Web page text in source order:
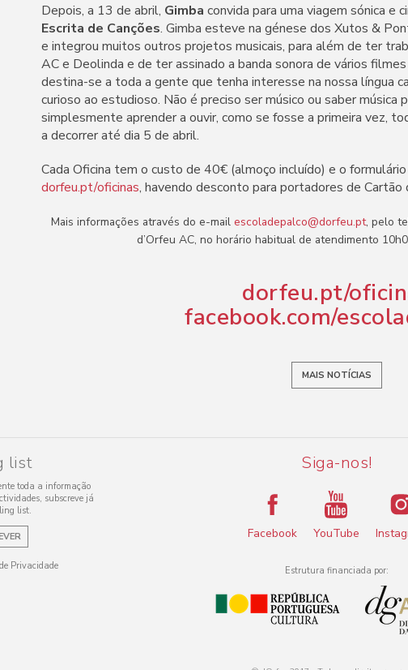
Depois, a 13 de abril, Gimba convida para uma viagem sónica e
Escrita de Canções. Gimba esteve na génese dos Xutos &
e integrou muitos outros projetos musicais, para além de ter
AC e Deolinda e de ter assinado a banda sonora de vários
destina-se a toda a gente que tenha interesse na nossa língua
curioso ao estudioso. Não é preciso ser músico ou saber música
simplesmente aprender a ouvir, como se fosse a primeira vez,
a decorrer até dia 5 de abril.
Cada Oficina tem o custo de 40€ (almoço incluído) e o
dorfeu.pt/oficinas, havendo desconto para portadores de Cartão
Mais informações através do e-mail escoladepalco@dorfeu.pt, pelo
d’Orfeu AC, no horário habitual de atendimento
dorfeu.pt/
facebook.com/
MAIS NOTÍCIAS
list
toda a informação
subscreve já
list.
Privacidade
Siga-nos!
Facebook YouTube
Estrutura financiada por: